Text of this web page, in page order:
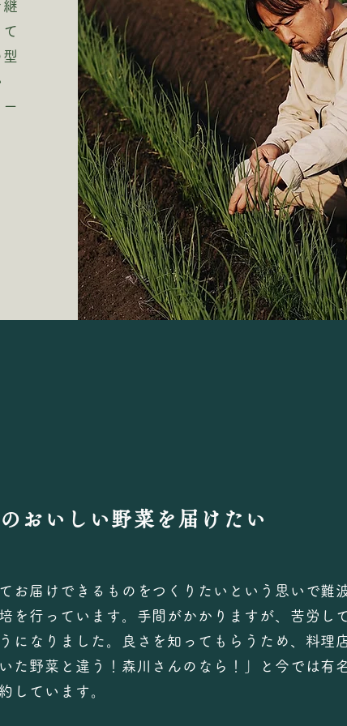
おいしい野菜を届けたい
お届けできるものをつくりたいという思いで難
を行っています。手間がかかりますが、苦労し
になりました。良さを知ってもらうため、料理
た野菜と違う！森川さんのなら！」と今では有
しています。